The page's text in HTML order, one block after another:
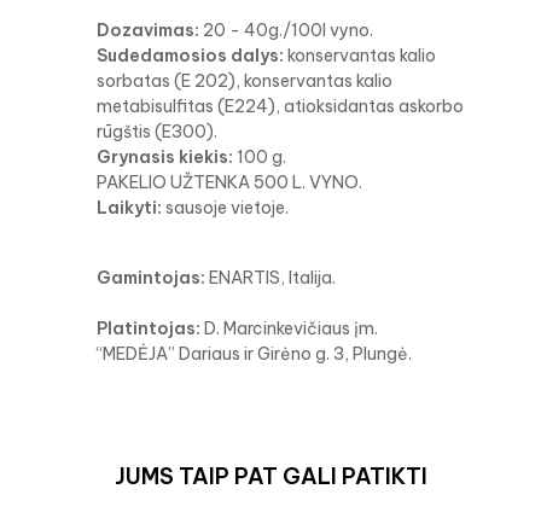
Dozavimas: 20 - 40g./100l vyno.
Sudedamosios dalys: konservantas kalio
sorbatas (E 202), konservantas kalio
metabisulfitas (E224), atioksidantas askorbo
rūgštis (E300).
Grynasis kiekis: 100 g.
PAKELIO UŽTENKA 500 L. VYNO.
Laikyti: sausoje vietoje.
Gamintojas: ENARTIS, Italija.
Platintojas: D. Marcinkevičiaus įm.
“MEDĖJA” Dariaus ir Girėno g. 3, Plungė.
JUMS TAIP PAT GALI PATIKTI